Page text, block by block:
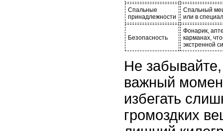
Спальные
принадлежности
Спальный
или в
Безопасность
Фонарик,
карманах,
экстренной
Не
важный
избегать
громоздких